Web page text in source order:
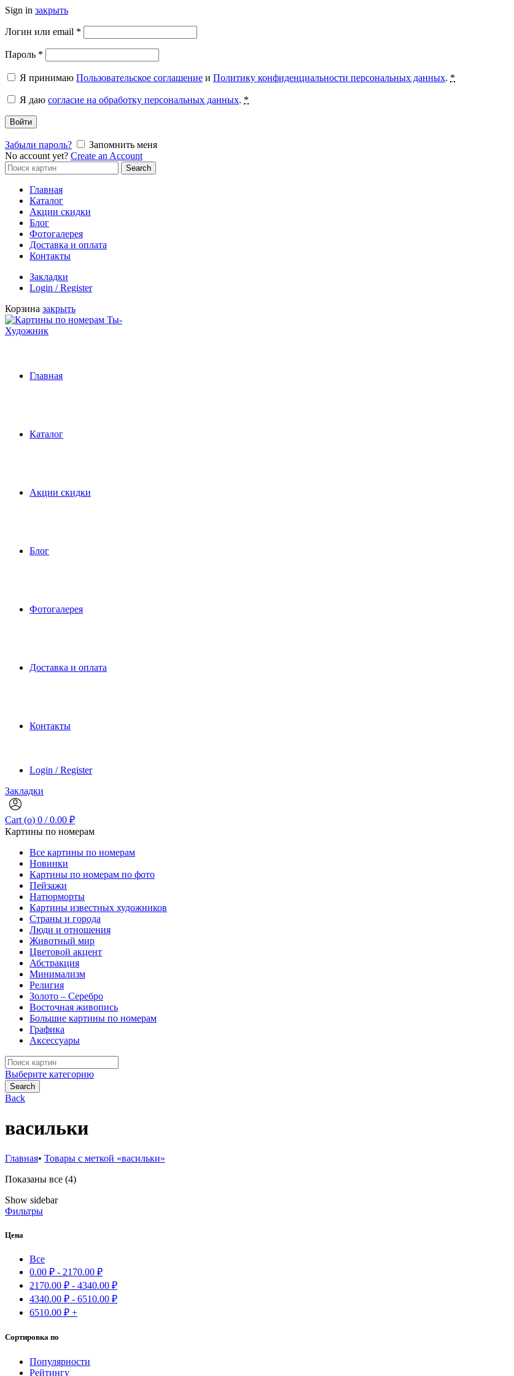
Sign in закрыть
Логин или email *
Пароль *
Я принимаю Пользовательское соглашение и Политику конфиденциальности персональных данных. *
Я даю согласие на обработку персональных данных. *
Войти
Забыли пароль?
Запомнить меня
No account yet? Create an Account
Search
for:
Search
Главная
Каталог
Акции скидки
Блог
Фотогалерея
Доставка и оплата
Контакты
Закладки
Login / Register
Корзина закрыть
Главная
Каталог
Акции скидки
Блог
Фотогалерея
Доставка и оплата
Контакты
Login / Register
Закладки
Cart (o) 0 / 0.00 ₽
Картины по номерам
Все картины по номерам
Новинки
Картины по номерам по фото
Пейзажи
Натюрморты
Картины известных художников
Страны и города
Люди и отношения
Животный мир
Цветовой акцент
Абстракция
Минимализм
Религия
Золото – Серебро
Восточная живопись
Большие картины по номерам
Графика
Аксессуары
Search
for:
Выберите категорию
Search
Back
васильки
Главная• Товары с меткой «васильки»
Показаны все (4)Сортировка:
Show sidebar
Фильтры
Цена
Все
0.00 ₽ - 2170.00 ₽
2170.00 ₽ - 4340.00 ₽
4340.00 ₽ - 6510.00 ₽
6510.00 ₽ +
Сортировка по
Популярности
Рейтингу